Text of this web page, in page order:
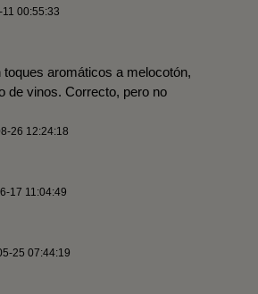
00:55:33
aromáticos a melocotón,
de vinos. Correcto, pero no
26 12:24:18
17 11:04:49
25 07:44:19